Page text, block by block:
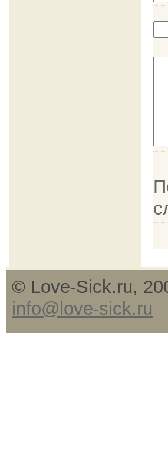
© Love-Sick.ru,
info@love-sick.ru